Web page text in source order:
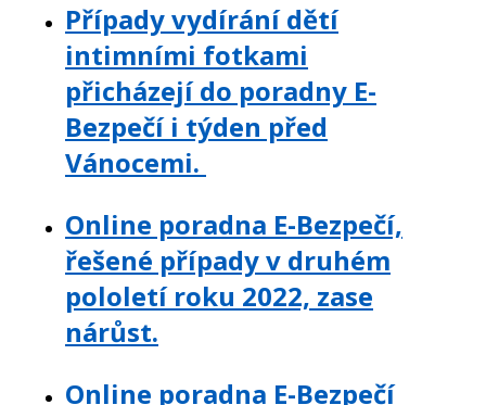
Případy vydírání dětí
intimními fotkami
přicházejí do poradny E-
Bezpečí i týden před
Vánocemi.
Online poradna E-Bezpečí,
řešené případy v druhém
pololetí roku 2022, zase
nárůst.
Online poradna E-Bezpečí